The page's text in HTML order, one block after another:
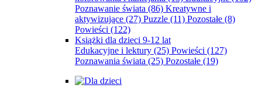
Poznawanie świata (86) Kreatywne i
aktywizujące (27) Puzzle (11) Pozostałe (8)
Powieści (122)
Książki dla dzieci 9-12 lat
Edukacyjne i lektury (25) Powieści (127)
Poznawania świata (25) Pozostałe (19)